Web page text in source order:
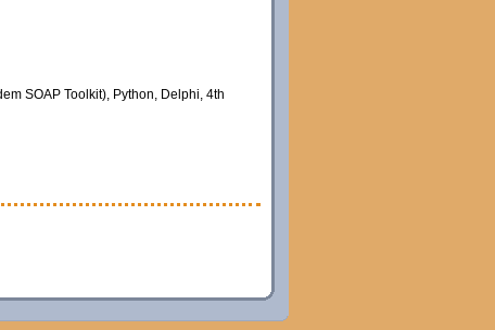
SOAP Toolkit), Python, Delphi, 4th